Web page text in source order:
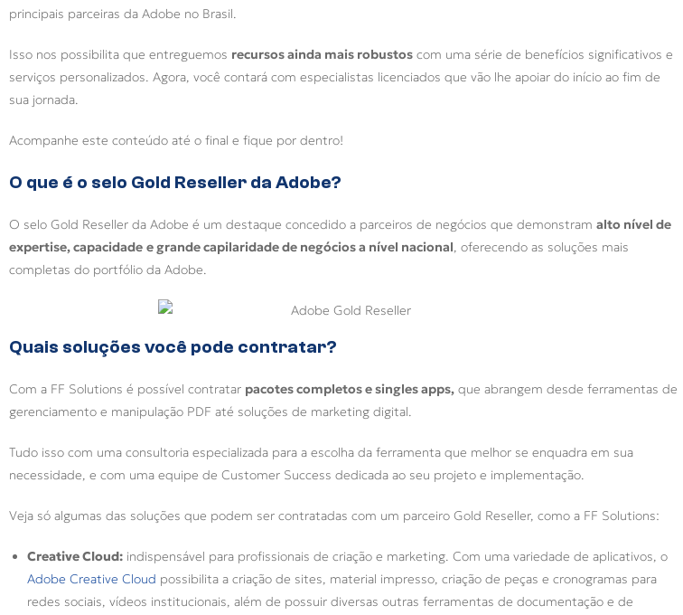
principais parceiras da Adobe no Brasil.
Isso nos possibilita que entreguemos recursos ainda mais robustos com uma série de benefícios significativos e
serviços personalizados. Agora, você contará com especialistas licenciados que vão lhe apoiar do início ao fim de
sua jornada.
Acompanhe este conteúdo até o final e fique por dentro!
O que é o selo Gold Reseller da Adobe?
O selo Gold Reseller da Adobe é um destaque concedido a parceiros de negócios que demonstram alto nível de
expertise, capacidade e grande capilaridade de negócios a nível nacional, oferecendo as soluções mais
completas do portfólio da Adobe.
Quais soluções você pode contratar?
Com a FF Solutions é possível contratar pacotes completos e singles apps, que abrangem desde ferramentas de
gerenciamento e manipulação PDF até soluções de marketing digital.
Tudo isso com uma consultoria especializada para a escolha da ferramenta que melhor se enquadra em sua
necessidade, e com uma equipe de Customer Success dedicada ao seu projeto e implementação.
Veja só algumas das soluções que podem ser contratadas com um parceiro Gold Reseller, como a FF Solutions:
Creative Cloud: indispensável para profissionais de criação e marketing. Com uma variedade de aplicativos, o
Adobe Creative Cloud possibilita a criação de sites, material impresso, criação de peças e cronogramas para
redes sociais, vídeos institucionais, além de possuir diversas outras ferramentas de documentação e de